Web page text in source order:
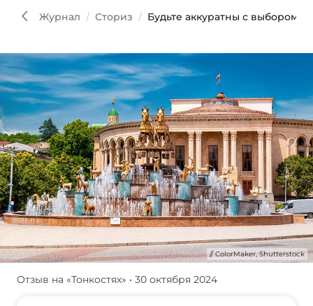
Журнал Сториз Будьте аккуратны с выбором
ColorMaker, Shutterstock
Отзыв
Отзыв на «Тонкостях» • 30 октября 2024